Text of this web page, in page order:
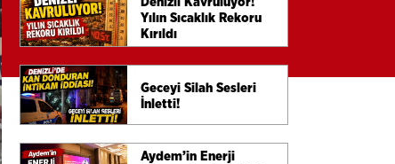
Yılın Sıcaklık Rekoru
Kırıldı
Geceyi Silah Sesleri
İnletti!
Aydem’in Enerji